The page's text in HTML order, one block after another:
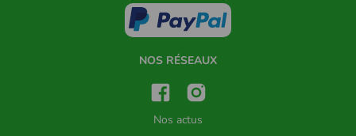
NOS RÉSEAUX
Nos actus